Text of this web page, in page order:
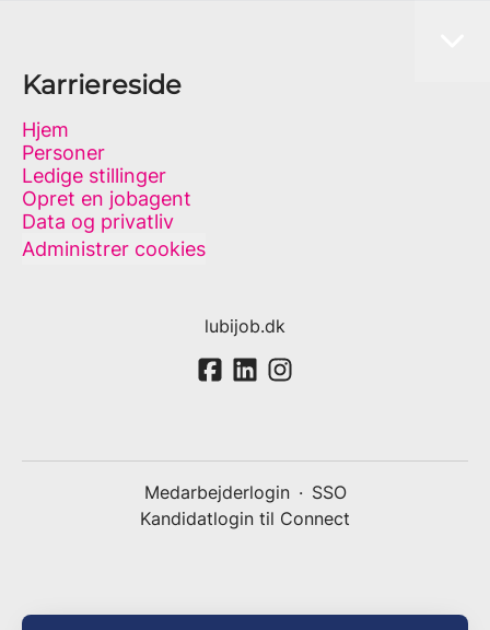
Karriereside
Hjem
Personer
Ledige stillinger
Opret en jobagent
Data og privatliv
Administrer cookies
lubijob.dk
Medarbejderlogin · SSO
Kandidatlogin til Connect